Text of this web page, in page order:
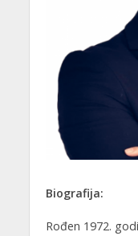
Biografija:
Rođen 1972.